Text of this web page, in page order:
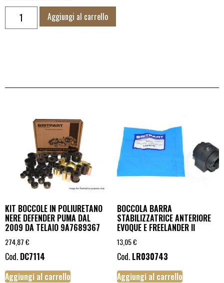
Aggiungi al carrello
KIT BOCCOLE IN POLIURETANO
NERE DEFENDER PUMA DAL
2009 DA TELAIO 9A7689367
274,87€
Cod. DC7114
Aggiungi al carrello
BOCCOLA BARRA
STABILIZZATRICE ANTERIORE
EVOQUE E FREELANDER II
13,05€
Cod. LR030743
Aggiungi al carrello